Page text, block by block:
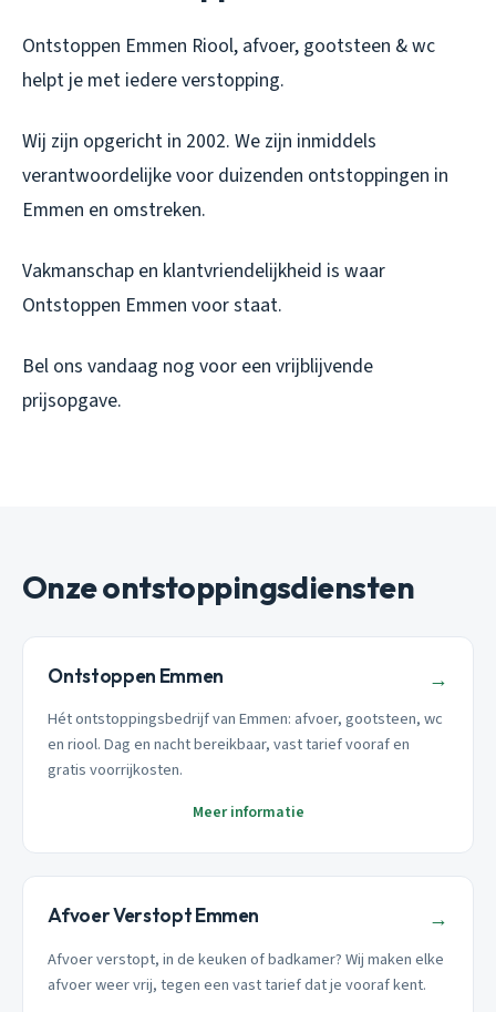
Ontstoppen Emmen Riool, afvoer, gootsteen & wc
helpt je met iedere verstopping.
Wij zijn opgericht in 2002. We zijn inmiddels
verantwoordelijke voor duizenden ontstoppingen in
Emmen en omstreken.
Vakmanschap en klantvriendelijkheid is waar
Ontstoppen Emmen voor staat.
Bel ons vandaag nog voor een vrijblijvende
prijsopgave.
Onze ontstoppingsdiensten
Ontstoppen Emmen →
Hét ontstoppingsbedrijf van Emmen: afvoer, gootsteen, wc
en riool. Dag en nacht bereikbaar, vast tarief vooraf en
gratis voorrijkosten.
Meer informatie
Afvoer Verstopt Emmen →
Afvoer verstopt, in de keuken of badkamer? Wij maken elke
afvoer weer vrij, tegen een vast tarief dat je vooraf kent.